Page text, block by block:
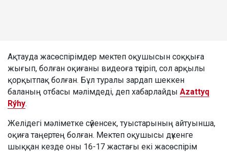
Ақтауда жасөспірімдер мектеп оқушысын соққыға
жығып, болған оқиғаны видеоға түсіріп, сол арқылы
қорқытпақ болған. Бұл туралы зардап шеккен
баланың отбасы мәлімдеді, деп хабарлайды Azattyq
Rýhy.
Желідегі мәліметке сүйенсек, туыстарының айтуынша,
оқиға таңертең болған. Мектеп оқушысы дүкенге
шыққан кезде оны 16-17 жастағы екі жасөспірім